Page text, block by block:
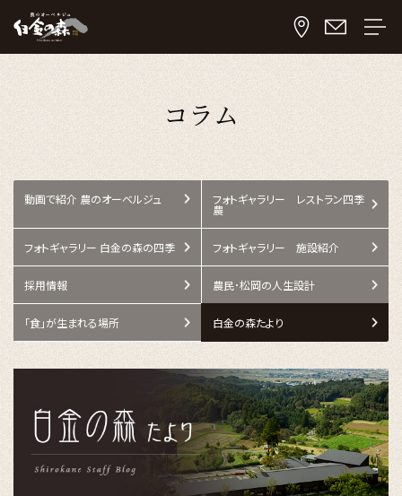
コラム
動画で紹介 農のオーベルジュ フォトギャラリー レストラン四季
農
フォトギャラリー 白金の森の四季 フォトギャラリー 施設紹介
採用情報 農民･松岡の人生設計
「食」が生まれる場所 白金の森たより